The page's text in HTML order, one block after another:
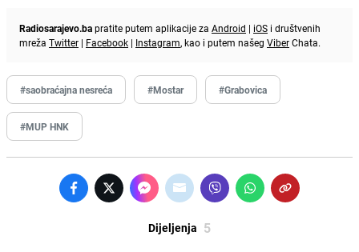
Radiosarajevo.bapratite putem aplikacije za Android | iOS i društvenih
mreža Twitter | Facebook | Instagram, kao i putem našeg ViberChata.
#saobraćajna nesreća #Mostar #Grabovica
#MUP HNK
Dijeljenja 5